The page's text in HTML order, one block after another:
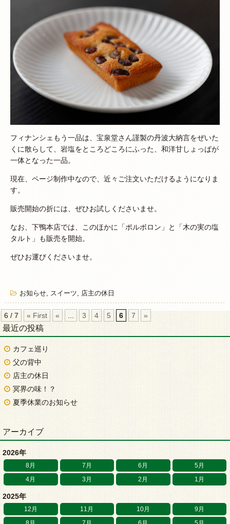
フィナンシェもう一品は、宝泉堂さん謹製の丹波大納言をぜいた
くに散らして、岩塩をところどころにふった、和洋甘しょっぱが
一体となった一品。
現在、ページ制作中なので、近々ご注文いただけるようになりま
す。
販売開始の折には、ぜひお試しくださいませ。
なお、下鴨本店では、このほかに「ポルボロン」と「木の実の塩
タルト」も販売を開始。
ぜひお運びくださいませ。
お知らせ スイーツ 店主の休日
6 / 7 « First « 3 4 5 6 7 »
最近の投稿
カフェ巡り
父の背中
店主の休日
冥界の味！？
夏季休業のお知らせ
アーカイブ
2026年
8月 7月 6月
5月
4月
3月 2月 1月
2025年
12月 11月 10月
9月